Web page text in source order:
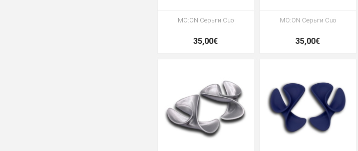
MO:ON Серьги Cuo
35,00€
MO:ON Серьги Cuo
35,00€